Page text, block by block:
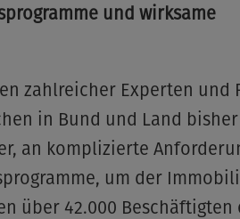
und wirksame
zahlreicher Experten und
in Bund und Land
an komplizierte
um der
über 42.000 Beschäftigten